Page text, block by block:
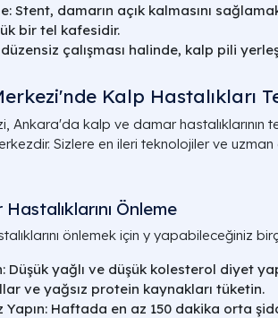
Stent, damarın açık kalmasını
bir tel kafesidir.
çalışması halinde, kalp pili
Kalp Hastalıkları
Ankara'da kalp ve damar hastalıklarının
Sizlere en ileri teknolojiler ve
Önleme
önlemek için y yapabileceğiniz
Düşük yağlı ve düşük kolesterol diyet
ve yağsız protein kaynakları tüketin.
Yapın: Haftada en az 150 dakika orta